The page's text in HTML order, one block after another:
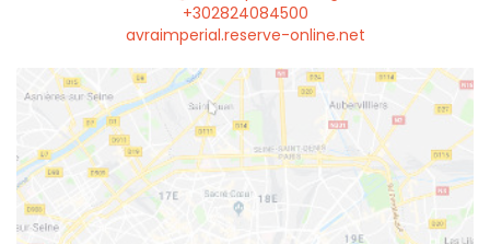
+302824084500
avraimperial.reserve-online.net